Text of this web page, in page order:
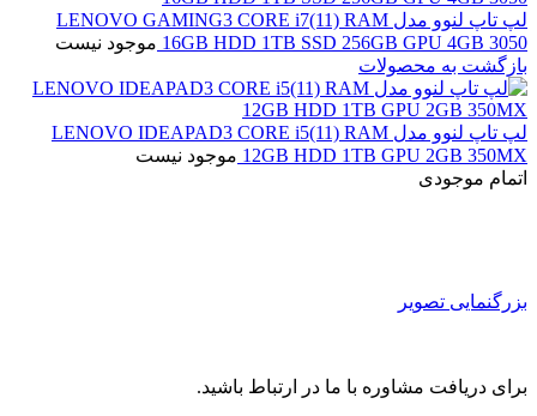
لپ تاپ لنوو مدل LENOVO GAMING3 CORE i7(11) RAM
16GB HDD 1TB SSD 256GB GPU 4GB 3050 موجود نیست
بازگشت به محصولات
لپ تاپ لنوو مدل LENOVO IDEAPAD3 CORE i5(11) RAM
12GB HDD 1TB GPU 2GB 350MX موجود نیست
اتمام موجودی
بزرگنمایی تصویر
برای دریافت مشاوره با ما در ارتباط باشید.